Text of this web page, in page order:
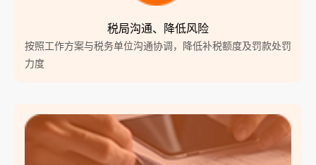
税局沟通、降低风险
按照工作方案与税务单位沟通协调，降低补税额度及罚款处罚
力度